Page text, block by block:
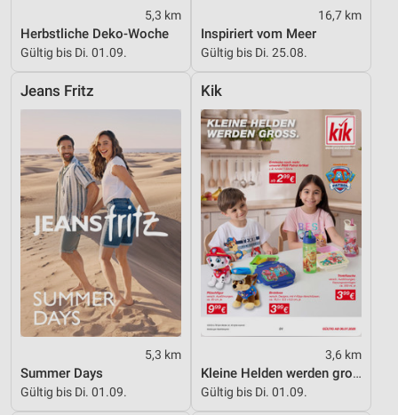
5,3 km
Herbstliche Deko-Woche
Gültig bis Di. 01.09.
16,7 km
Inspiriert vom Meer
Gültig bis Di. 25.08.
Jeans Fritz
5,3 km
Summer Days
Gültig bis Di. 01.09.
Kik
3,6 km
Kleine Helden werden gross
Gültig bis Di. 01.09.
Verwendung reduzierter Daten zur Auswahl von
Inhalten
IAB-Besonderheiten:
Verwendung genauer Standortdaten
Geräte anhand von aktiv angeforderten
Informationen identifizieren
Nicht-IAB-Verarbeitungszwecke:
Notwendig
Performance
Funktional
Werbung